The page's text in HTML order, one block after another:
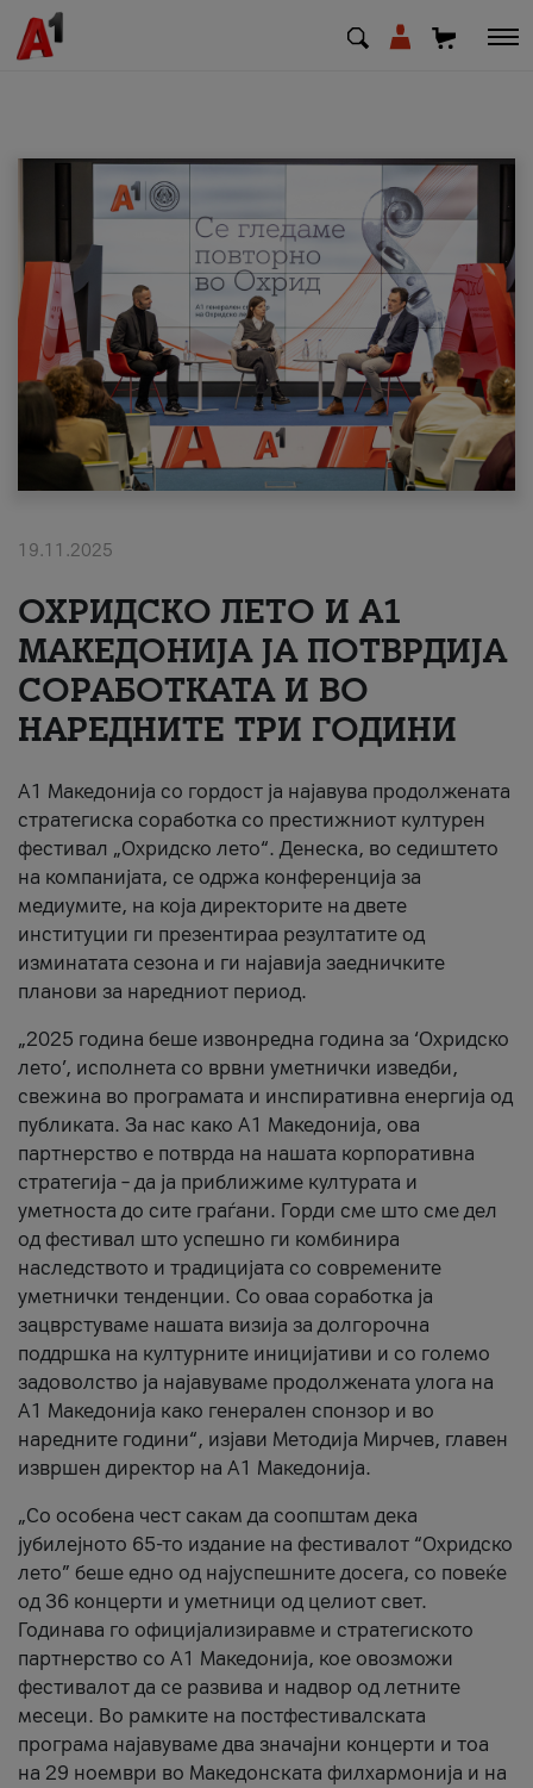
МК SQ
Приватни Деловни
Поддршка
Надополни кредит
#ПодобарОнлајн
19.11.2025
ОХРИДСКО ЛЕТО И A1
МАКЕДОНИЈА ЈА ПОТВРДИЈА
СОРАБОТКАТА И ВО
НАРЕДНИТЕ ТРИ ГОДИНИ
A1 Македонија со гордост ја најавува продолжената
стратегиска соработка со престижниот културен
фестивал „Охридско лето“. Денеска, во седиштето
на компанијата, се одржа конференција за
медиумите, на која директорите на двете
институции ги презентираа резултатите од
изминатата сезона и ги најавија заедничките
планови за наредниот период.
„2025 година беше извонредна година за ‘Охридско
лето’, исполнета со врвни уметнички изведби,
свежина во програмата и инспиративна енергија од
публиката. За нас како A1 Македонија, ова
партнерство е потврда на нашата корпоративна
стратегија – да ја приближиме културата и
уметноста до сите граѓани. Горди сме што сме дел
од фестивал што успешно ги комбинира
наследството и традицијата со современите
уметнички тенденции. Со оваа соработка ја
зацврстуваме нашата визија за долгорочна
поддршка на културните иницијативи и со големо
задоволство ја најавуваме продолжената улога на
A1 Македонија како генерален спонзор и во
наредните години“, изјави Методија Мирчев, главен
извршен директор на A1 Македонија.
„Со особена чест сакам да соопштам дека
јубилејното 65-то издание на фестивалот “Охридско
лето” беше едно од најуспешните досега, со повеќе
од 36 концерти и уметници од целиот свет.
Годинава го официјализиравме и стратегиското
партнерство со А1 Македонија, кое овозможи
фестивалот да се развива и надвор од летните
месеци. Во рамките на постфестивалската
програма најавуваме два значајни концерти и тоа
на 29 ноември во Македонската филхармонија и на